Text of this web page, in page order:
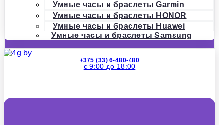
Умные часы и браслеты Garmin
Умные часы и браслеты HONOR
Умные часы и браслеты Huawei
Умные часы и браслеты Samsung
+375 (33) 6-480-480
с 9:00 до 18:00